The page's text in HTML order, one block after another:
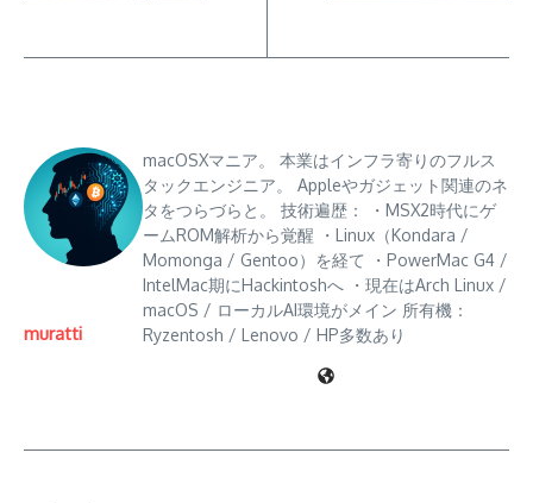
muratti
macOSXマニア。 本業はインフラ寄りのフルス
タックエンジニア。 Appleやガジェット関連のネ
タをつらづらと。 技術遍歴： ・MSX2時代にゲ
ームROM解析から覚醒 ・Linux（Kondara /
Momonga / Gentoo）を経て ・PowerMac G4 /
IntelMac期にHackintoshへ ・現在はArch Linux /
macOS / ローカルAI環境がメイン 所有機：
Ryzentosh / Lenovo / HP多数あり